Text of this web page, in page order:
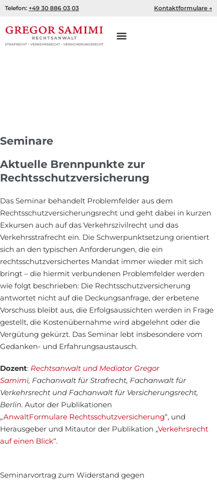
Zum
springen
Telefon: +49 30 886 03 03 Kontaktformulare →
Seminare
Aktuelle Brennpunkte zur
Rechtsschutzversicherung
Das Seminar behandelt Problemfelder aus dem
Rechtsschutzversicherungsrecht und geht dabei in kurzen
Exkursen auch auf das Verkehrszivilrecht und das
Verkehrsstrafrecht ein. Die Schwerpunktsetzung orientiert
sich an den typischen Anforderungen, die ein
rechtsschutzversichertes Mandat immer wieder mit sich
bringt – die hiermit verbundenen Problemfelder werden
wie folgt beschrieben: Die Rechtsschutzversicherung
antwortet nicht auf die Deckungsanfrage, der erbetene
Vorschuss bleibt aus, die Erfolgsaussichten werden in Frage
gestellt, die Kostenübernahme wird abgelehnt oder die
Vergütung gekürzt. Das Seminar lebt insbesondere vom
Gedanken- und Erfahrungsaustausch.
Dozent: Rechtsanwalt und Mediator Gregor
Samimi, Fachanwalt für Strafrecht, Fachanwalt für
Verkehrsrecht und Fachanwalt für Versicherungsrecht,
Berlin. Autor der Publikationen
„AnwaltFormulare Rechtsschutzversicherung“, und
Herausgeber und Mitautor der Publikation „Verkehrsrecht
auf einen Blick“.
Seminarvortrag zum Widerstand gegen